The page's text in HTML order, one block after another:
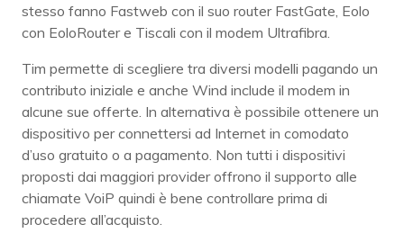
stesso fanno Fastweb con il suo router FastGate, Eolo
con EoloRouter e Tiscali con il modem Ultrafibra.
Tim permette di scegliere tra diversi modelli pagando un
contributo iniziale e anche Wind include il modem in
alcune sue offerte. In alternativa è possibile ottenere un
dispositivo per connettersi ad Internet in comodato
d’uso gratuito o a pagamento. Non tutti i dispositivi
proposti dai maggiori provider offrono il supporto alle
chiamate VoiP quindi è bene controllare prima di
procedere all’acquisto.